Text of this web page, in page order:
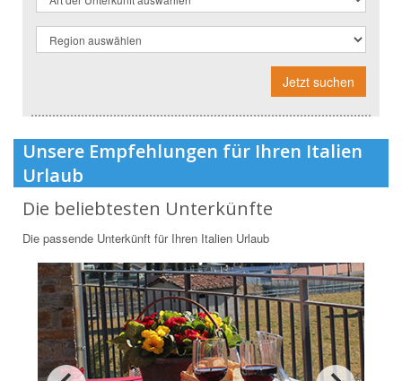
Jetzt suchen
Unsere Empfehlungen für Ihren Italien
Urlaub
Die beliebtesten Unterkünfte
Die passende Unterkünft für Ihren Italien Urlaub